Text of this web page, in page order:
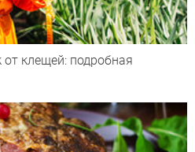
от клещей: подробная